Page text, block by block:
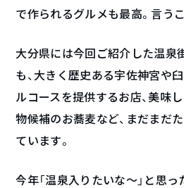
で作られるグルメも最高。言う
大分県には今回ご紹介した温泉
も、大きく歴史ある宇佐神宮や
ルコースを提供するお店、美味
物候補のお蕎麦など、まだまだ
ています。
今年「温泉入りたいな〜」と思っ